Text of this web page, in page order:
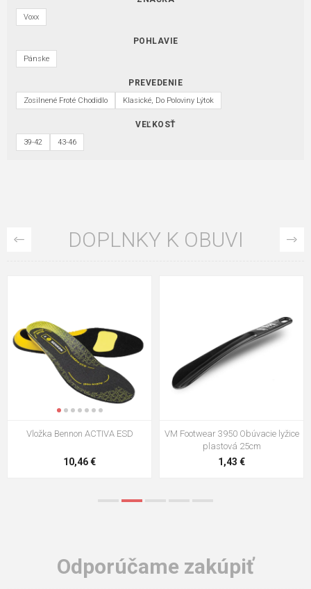
Voxx
POHLAVIE
Pánske
PREVEDENIE
Zosilnené Froté Chodidlo Klasické, Do Poloviny Lýtok
VEĽKOSŤ
39-42 43-46
DOPLNKY K OBUVI
VM Footwear 3009 Vkladacia
5,21 €
VM Footwear 3102 Šnúrky ploché
0,79 €
Odporúčame zakúpiť